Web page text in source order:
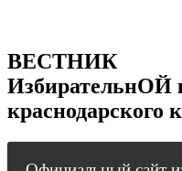
ВЕСТНИК
ИзбирательнОЙ
краснодарского